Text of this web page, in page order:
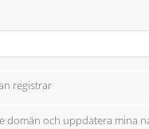
registrar
domän och uppdatera mina